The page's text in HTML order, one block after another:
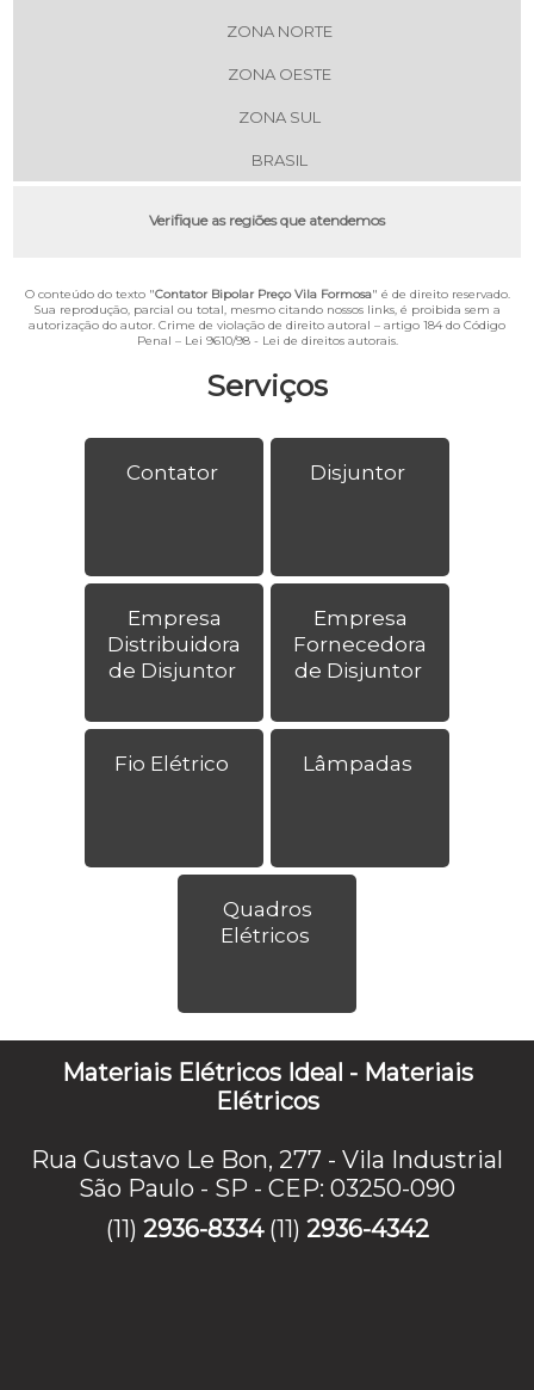
Serviços
Contator Disjuntor
Empresa
Distribuidora
de Disjuntor
Empresa
Fornecedora
de Disjuntor
Fio Elétrico Lâmpadas
Quadros
Elétricos
ZONA NORTE
ZONA OESTE
ZONA SUL
BRASIL
Verifique as regiões que atendemos
O conteúdo do texto "Contator Bipolar Preço Vila Formosa" é de direito reservado.
Sua reprodução, parcial ou total, mesmo citando nossos links, é proibida sem a
autorização do autor. Crime de violação de direito autoral – artigo 184 do Código
Penal – Lei 9610/98 - Lei de direitos autorais.
Materiais Elétricos Ideal - Materiais
Elétricos
Rua Gustavo Le Bon, 277 - Vila Industrial
São Paulo - SP - CEP: 03250-090
(11) 2936-8334 (11) 2936-4342